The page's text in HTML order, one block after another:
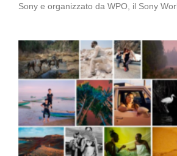
Sony e organizzato da WPO, il Sony